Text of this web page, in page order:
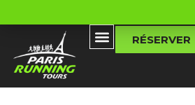
RÉSERVER